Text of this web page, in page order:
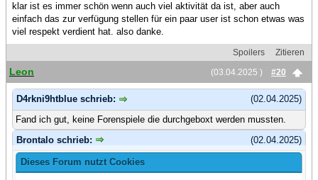
Dieses Forum nutzt Cookies
klar ist es immer schön wenn auch viel aktivität da ist, aber auch
einfach das zur verfügung stellen für ein paar user ist schon etwas was
viel respekt verdient hat. also danke.
Spoilers
Zitieren
(03.04.2025 )
#20
Leon
(02.04.2025)
D4rkni9htblue schrieb:
Fand ich gut, keine Forenspiele die durchgeboxt werden mussten.
(02.04.2025)
Brontalo schrieb:
Ich fand's ganz ok, auch wenn ich in der Zeit keine geistreichen
Beiträge in Zählthreads beisteuern konnte.